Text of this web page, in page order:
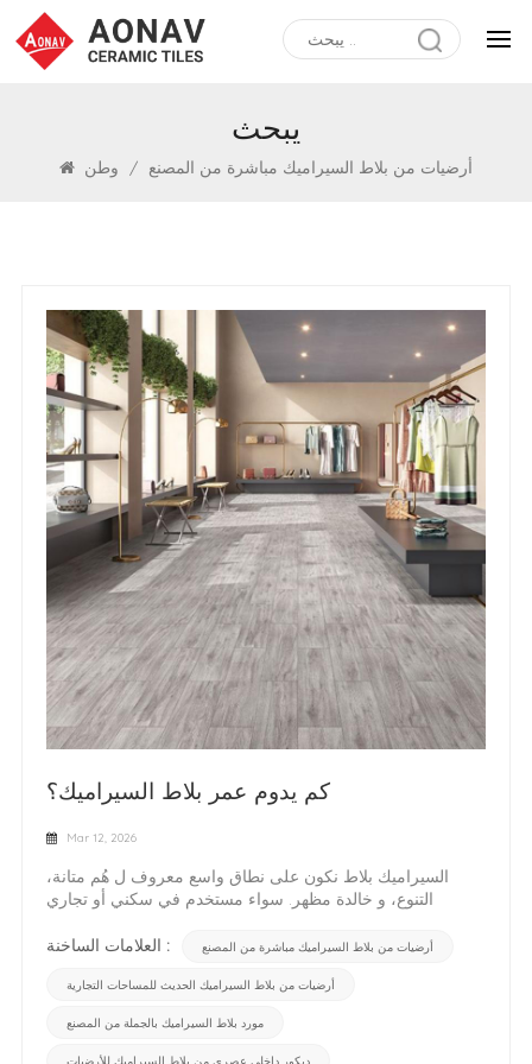
يبحث
/ أرضيات من بلاط السيراميك مباشرة من المصنع
كم يدوم عمر بلاط السيراميك؟
Mar 12, 2026
السيراميك بلاط نكون على نطاق واسع معروف ل هُم متانة،
التنوع، و خالدة مظهر. سواء مستخدم في سكني أو تجاري
a طويل خدمة حياة مع الحد الأدنى صيانة. في حقيقة، متى على
يستطيع يبقى في ممتاز حالة ل عديد عقود, تحضير هو - هي واحد
عادي عمر ل السيراميك البلاطال عمر ل السيراميك بلاط يعتمد
على على عديد عوامل مشتمل بلاط جودة، تثبيت طريقة، و يوميًا
العلامات الساخنة : أرضيات من بلاط السيراميك مباشرة من المصنع
أرضيات من بلاط السيراميك الحديث للمساحات التجارية
مورد بلاط السيراميك بالجملة من المصنع
ديكور داخلي عصري من بلاط السيراميك للأرضيات